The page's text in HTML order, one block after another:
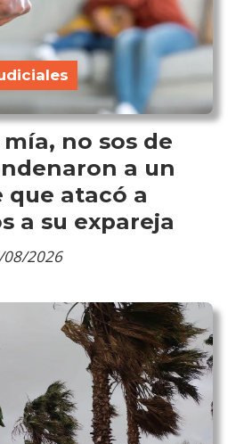
mía, no sos de
a un
que atacó a
a su expareja
08/2026